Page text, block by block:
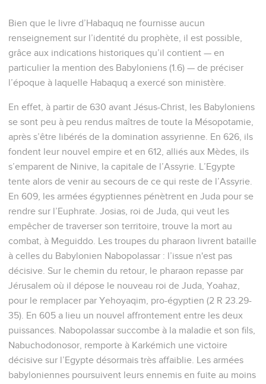
Bien que le livre d’Habaquq ne fournisse aucun
renseignement sur l’identité du prophète, il est possible,
grâce aux indications historiques qu’il contient — en
particulier la mention des Babyloniens (1.6) — de préciser
l’époque à laquelle Habaquq a exercé son ministère.
En effet, à partir de 630 avant Jésus-Christ, les Babyloniens
se sont peu à peu rendus maîtres de toute la Mésopotamie,
après s’être libérés de la domination assyrienne. En 626, ils
fondent leur nouvel empire et en 612, alliés aux Mèdes, ils
s’emparent de Ninive, la capitale de l’Assyrie. L’Egypte
tente alors de venir au secours de ce qui reste de l’Assyrie.
En 609, les armées égyptiennes pénètrent en Juda pour se
rendre sur l’Euphrate. Josias, roi de Juda, qui veut les
empêcher de traverser son territoire, trouve la mort au
combat, à Meguiddo. Les troupes du pharaon livrent bataille
à celles du Babylonien Nabopolassar : l’issue n'est pas
décisive. Sur le chemin du retour, le pharaon repasse par
Jérusalem où il dépose le nouveau roi de Juda, Yoahaz,
pour le remplacer par Yehoyaqim, pro-égyptien (2 R 23.29-
35). En 605 a lieu un nouvel affrontement entre les deux
puissances. Nabopolassar succombe à la maladie et son fils,
Nabuchodonosor, remporte à Karkémich une victoire
décisive sur l’Egypte désormais très affaiblie. Les armées
babyloniennes poursuivent leurs ennemis en fuite au moins